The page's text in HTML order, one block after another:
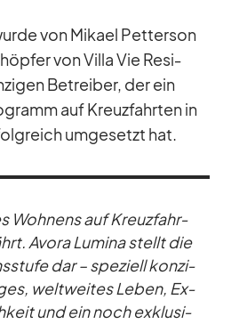
von Mi­kael Pet­ter­son
von Villa Vie Re­si­
Be­trei­ber, der ein
auf Kreuz­fahr­ten in
um­ge­setzt hat.
Woh­nens auf Kreuz­fahr­
Avora Lu­mina stellt die
dar – spe­zi­ell kon­zi­
welt­wei­tes Le­ben, Ex­
und ein noch ex­klu­si­